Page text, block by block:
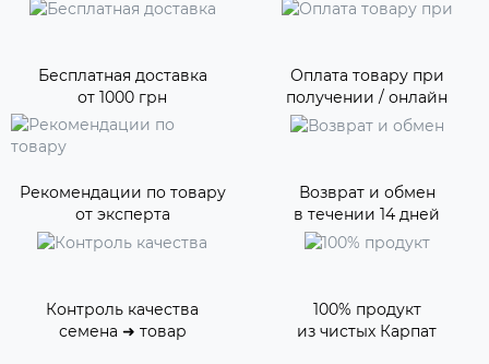
Бесплатная доставка
от 1000 грн
Оплата товару при
получении / онлайн
Рекомендации по товару
от эксперта
Возврат и обмен
в течении 14 дней
Контроль качества
семена ➜ товар
100% продукт
из чистых Карпат